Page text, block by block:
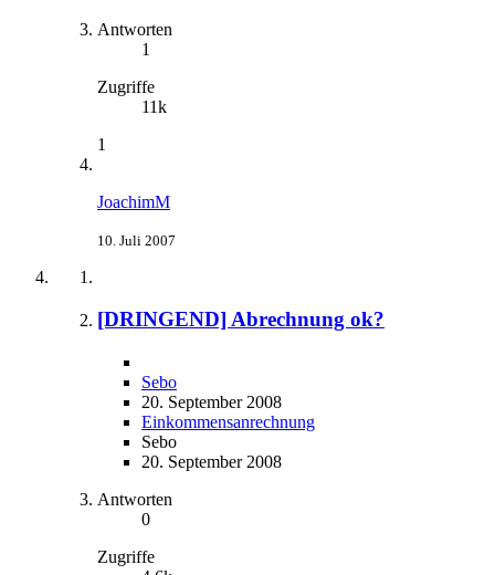
Antworten
1
Zugriffe
11k
1
JoachimM
10. Juli 2007
[DRINGEND] Abrechnung ok?
Sebo
20. September 2008
Einkommensanrechnung
Sebo
20. September 2008
Antworten
0
Zugriffe